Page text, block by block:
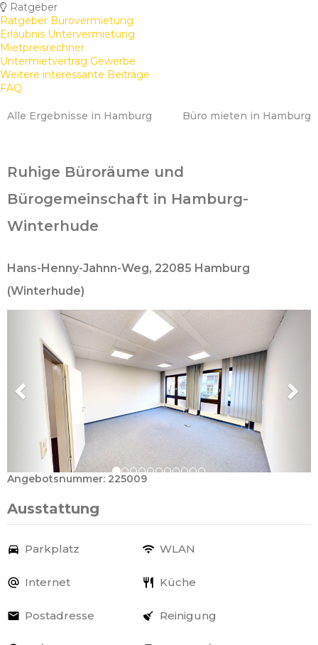
Ratgeber
Ratgeber Bürovermietung
Erlaubnis Untervermietung
Mietpreisrechner
Untermietvertrag Gewerbe
Weitere interessante Beiträge
FAQ
Alle Ergebnisse in Hamburg Büro mieten in Hamburg
Ruhige Büroräume und
Bürogemeinschaft in Hamburg-
Winterhude
Hans-Henny-Jahnn-Weg, 22085 Hamburg
(Winterhude)
Angebotsnummer: 225009
Ausstattung
Parkplatz WLAN
Internet Küche
Postadresse Reinigung